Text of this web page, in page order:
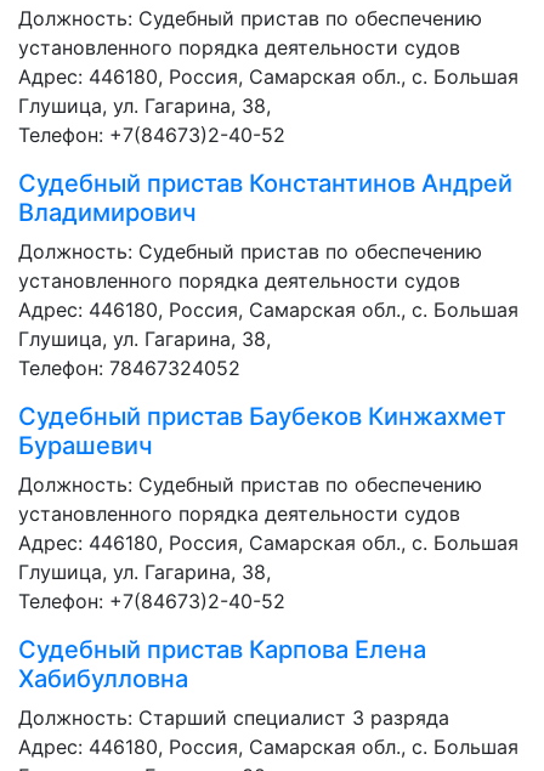
Должность: Судебный пристав по обеспечению
установленного порядка деятельности судов
Адрес: 446180, Россия, Самарская обл., с. Большая
Глушица, ул. Гагарина, 38,
Телефон: +7(84673)2-40-52
Судебный пристав Константинов Андрей
Владимирович
Должность: Судебный пристав по обеспечению
установленного порядка деятельности судов
Адрес: 446180, Россия, Самарская обл., с. Большая
Глушица, ул. Гагарина, 38,
Телефон: 78467324052
Судебный пристав Баубеков Кинжахмет
Бурашевич
Должность: Судебный пристав по обеспечению
установленного порядка деятельности судов
Адрес: 446180, Россия, Самарская обл., с. Большая
Глушица, ул. Гагарина, 38,
Телефон: +7(84673)2-40-52
Судебный пристав Карпова Елена
Хабибулловна
Должность: Старший специалист 3 разряда
Адрес: 446180, Россия, Самарская обл., с. Большая